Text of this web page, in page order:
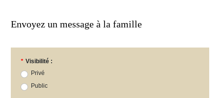
Envoyez un message à la famille
* Visibilité :
Privé
Public